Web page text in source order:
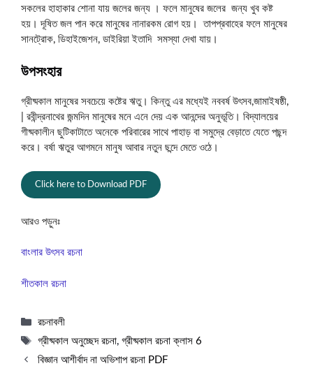
সকলের হাহাকার শোনা যায় জলের জন্য । ফলে মানুষের জলের জন্য খুব কষ্ট
হয়। দূষিত জল পান করে মানুষের নানারকম রোগ হয়। তাপপ্রবাহের ফলে মানুষের
সানট্রোক, ডিহাইজেশন, ডাইরিয়া ইতাদি সমস্যা দেখা যায়।
উপসংহার
গ্রীষ্মকাল মানুষের সবচেয়ে কষ্টের ঋতু। কিন্তু এর মধ্যেই নববর্ষ উৎসব,জামাইষষ্ঠী,
| রবীন্দ্রনাথের জন্মদিন মানুষের মনে এনে দেয় এক আনন্দের অনুভূতি। বিদ্যালয়ের
গীষ্মকালীন ছুটিকাটাতে অনেকে পরিবারের সাথে পাহাড় বা সমুদ্রে বেড়াতে যেতে পছন্দ
করে। বর্ষা ঋতুর আগমনে মানুষ আবার নতুন ছন্দে মেতে ওঠে।
Click here to Download PDF
আরও পড়ুনঃ
বাংলার উৎসব রচনা
শীতকাল রচনা
Categories
রচনাবলী
Tags
গ্রীষ্মকাল অনুচ্ছেদ রচনা, গ্রীষ্মকাল রচনা ক্লাস 6
বিজ্ঞান আশীর্বাদ না অভিশাপ রচনা PDF